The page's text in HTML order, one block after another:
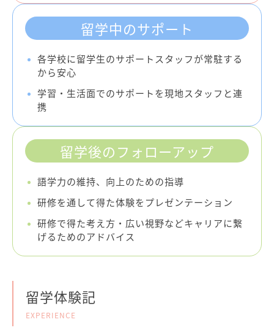
留学中のサポート
各学校に留学生のサポートスタッフが常駐する
から安心
学習・生活面でのサポートを現地スタッフと連
携
留学後のフォローアップ
語学力の維持、向上のための指導
研修を通して得た体験をプレゼンテーション
研修で得た考え方・広い視野などキャリアに繋
げるためのアドバイス
留学体験記
EXPERIENCE